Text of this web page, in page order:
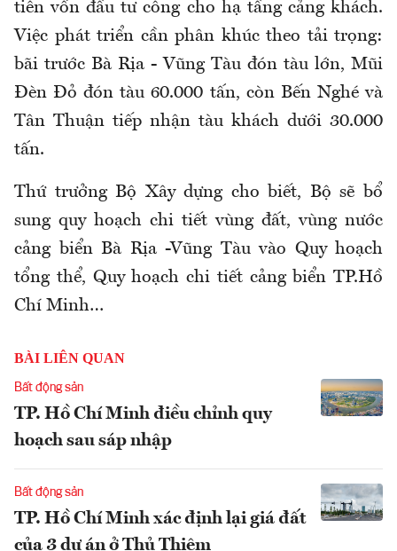
tiên vốn đầu tư công cho hạ tầng cảng khách.
Việc phát triển cần phân khúc theo tải trọng:
bãi trước Bà Rịa - Vũng Tàu đón tàu lớn, Mũi
Đèn Đỏ đón tàu 60.000 tấn, còn Bến Nghé và
Tân Thuận tiếp nhận tàu khách dưới 30.000
tấn.
Thứ trưởng Bộ Xây dựng cho biết, Bộ sẽ bổ
sung quy hoạch chi tiết vùng đất, vùng nước
cảng biển Bà Rịa -Vũng Tàu vào Quy hoạch
tổng thể, Quy hoạch chi tiết cảng biển TP.Hồ
Chí Minh…
BÀI LIÊN QUAN
Bất động sản
TP. Hồ Chí Minh điều chỉnh quy
hoạch sau sáp nhập
Bất động sản
TP. Hồ Chí Minh xác định lại giá đất
của 3 dự án ở Thủ Thiêm